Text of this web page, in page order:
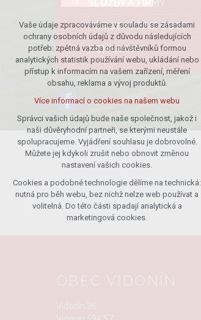
FOTOGALERIE OBCE
KONTAKTY
Technická cookies
nutná pro provozování webu
udržení kontextu stránek (session):
případná přihlášení, volby jazyka, apod.
Volitelná cookies
analytická pro anonymizované
vyhodnocení návštěvnosti
marketingová cookies (Google)
Více informací o cookies na našem webu
Přijmout všechny cookies
Odmítnout vše
Vaše údaje zpracováváme v souladu se zásadami
ochrany osobních údajů z důvodu následujících
potřeb: zpětná vazba od návštěvníků formou
analytických statistik používání webu, ukládání nebo
přístup k informacím na vašem zařízení, měření
obsahu, reklama a vývoj produktů.
Více informací o cookies na našem webu
Správci vašich údajů bude naše společnost, jakož i
naši důvěryhodní partneři, se kterými neustále
spolupracujeme. Vyjádření souhlasu je dobrovolné.
Můžete jej kdykoli zrušit nebo obnovit změnou
nastavení vašich cookies.
Cookies a podobné technologie dělíme na technická:
nutná pro běh webu, bez nichž nelze web používat a
volitelná. Do této části spadají analytická a
marketingová cookies.